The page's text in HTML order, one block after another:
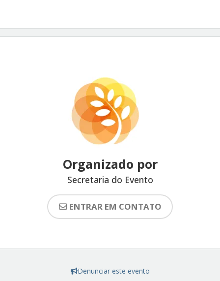
Organizado por
Secretaria do Evento
ENTRAR EM CONTATO
Denunciar este evento